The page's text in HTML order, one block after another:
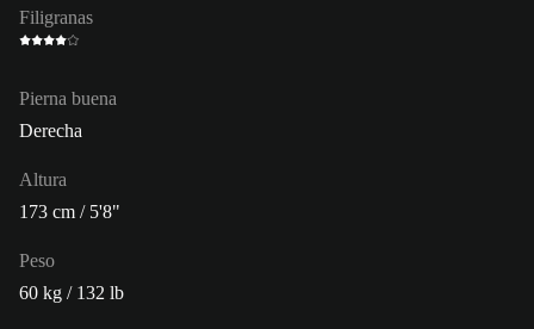
Filigranas
Pierna buena
Derecha
Altura
173 cm / 5'8"
Peso
60 kg / 132 lb